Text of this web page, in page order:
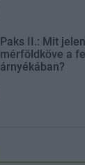
Paks II.: Mit
mérföldköve a
árnyékában?